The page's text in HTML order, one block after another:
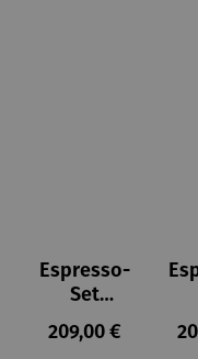
Preis:
Espresso-
Set
KURLAND
Regulärer Preis:
209,00 €